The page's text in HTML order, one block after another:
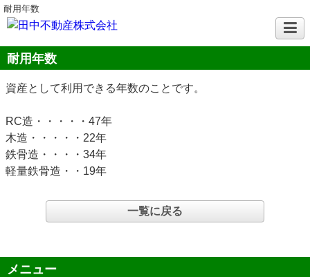
耐用年数
耐用年数
資産として利用できる年数のことです。
RC造・・・・・47年
木造・・・・・22年
鉄骨造・・・・34年
軽量鉄骨造・・19年
一覧に戻る
メニュー